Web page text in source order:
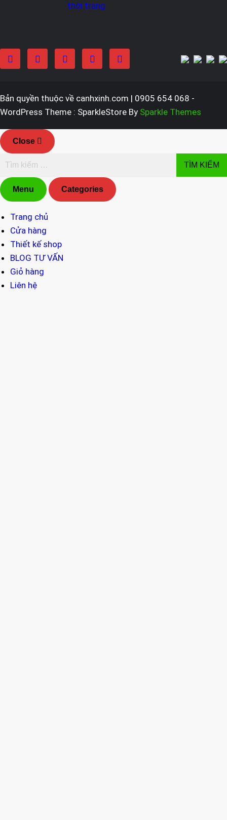
thời trang
Bản quyền thuộc về canhxinh.com | 0905 654 068 -
WordPress Theme : SparkleStore By Sparkle Themes
Close
Menu Categories
Trang chủ
Cửa hàng
Thiết kế shop
BLOG TƯ VẤN
Giỏ hàng
Liên hệ